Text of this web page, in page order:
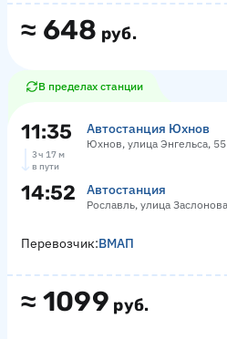
≈ 648 руб.
В пределах станции
11:35 Автостанция Юхнов
Юхнов, улица Энгельса, 55
3 ч 17 м
в пути
14:52 Автостанция
Рославль, улица Заслонова
≈ 1099 руб.
Перевозчик:ВМАП